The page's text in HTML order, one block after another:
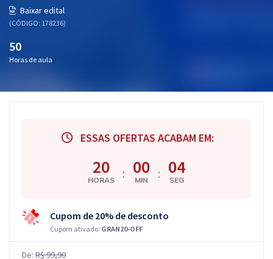
Blog
Aprovados
Baixar edital
(CÓDIGO: 178236)
50
Horas de aula
ESSAS OFERTAS ACABAM EM:
20
HORAS : 00
MIN : 03
SEG
Cupom de 20% de desconto
Cupom ativado: GRAN20-OFF
De: R$ 99,90